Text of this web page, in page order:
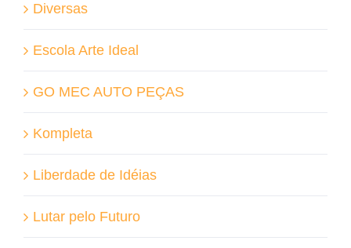
Diversas
Escola Arte Ideal
GO MEC AUTO PEÇAS
Kompleta
Liberdade de Idéias
Lutar pelo Futuro